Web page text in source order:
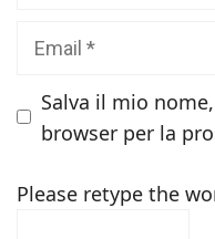
Salva il mio
browser per la
Please retype the